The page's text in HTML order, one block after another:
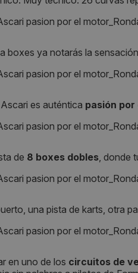
boxes ya notarás la
es auténtica pasión por
de 8 boxes dobles, donde
una pista de karts, otra
en uno de los circuitos de